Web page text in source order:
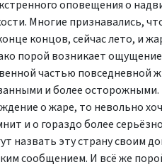
оповещения о
Многие признавались,
концов, сейчас лето, и
порой возникает
частью повседневной
и более осторожными.
о жаре, то невольно
и о гораздо более
назвать эту страну своим
сообщением. И всё же